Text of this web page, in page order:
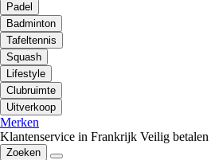
Padel
Badminton
Tafeltennis
Squash
Lifestyle
Clubruimte
Uitverkoop
Merken
Klantenservice in Frankrijk Veilig betalen
Zoeken